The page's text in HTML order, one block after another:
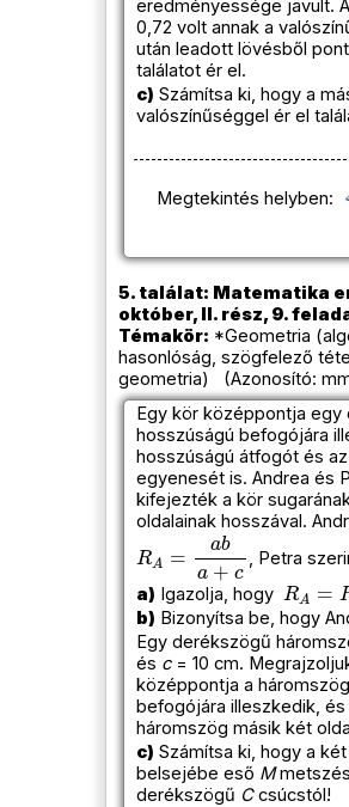
eredményessége javult.
0,72 volt annak a
után leadott lövésből
találatot ér el.
c) Számítsa ki, hogy a
valószínűséggel ér el
Megtekintés helyben:
5. találat: Matematika
október, II. rész, 9.
Témakör: *Geometria
hasonlóság, szögfelező
geometria) (Azonosító:
Egy kör középpontja
hosszúságú befogójára
hosszúságú átfogót és
egyenesét is. Andrea és
kifejezték a kör
oldalainak hosszával.
RA a+c
, Petra
a) Igazolja, hogy
RA
b) Bizonyítsa be, hogy
Egy derékszögű
és c= 10 cm.
középpontja a
befogójára illeszkedik,
háromszög másik két
c) Számítsa ki, hogy a
belsejébe eső M
derékszögű Ccsúcstól!